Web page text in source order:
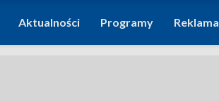
Aktualności Programy Reklama